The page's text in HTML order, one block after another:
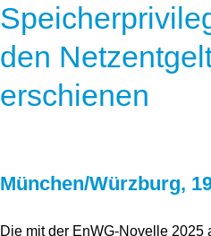
Sektorenkopplung
Team
den
erschienen
München/Würzburg,
Die mit der EnWG-Novelle 2025